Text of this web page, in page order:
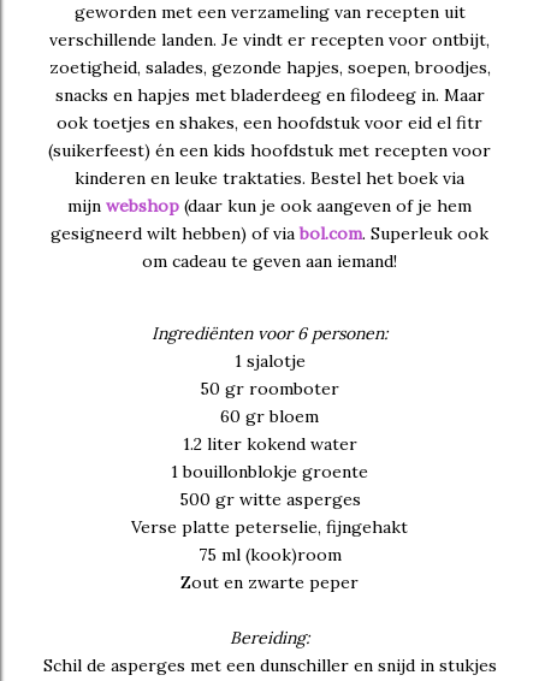
geworden met een verzameling van recepten uit
verschillende landen. Je vindt er recepten voor ontbijt,
zoetigheid, salades, gezonde hapjes, soepen, broodjes,
snacks en hapjes met bladerdeeg en filodeeg in. Maar
ook toetjes en shakes, een hoofdstuk voor eid el fitr
(suikerfeest) én een kids hoofdstuk met recepten voor
kinderen en leuke traktaties. Bestel het boek via
mijn webshop (daar kun je ook aangeven of je hem
gesigneerd wilt hebben) of viabol.com. Superleuk ook
om cadeau te geven aan iemand!
Ingrediënten voor 6 personen:
1 sjalotje
50 gr roomboter
60 gr bloem
1.2 liter kokend water
1 bouillonblokje groente
500 gr witte asperges
Verse platte peterselie, fijngehakt
75 ml (kook)room
Zout en zwarte peper
Bereiding:
Schil de asperges met een dunschiller en snijd in stukjes